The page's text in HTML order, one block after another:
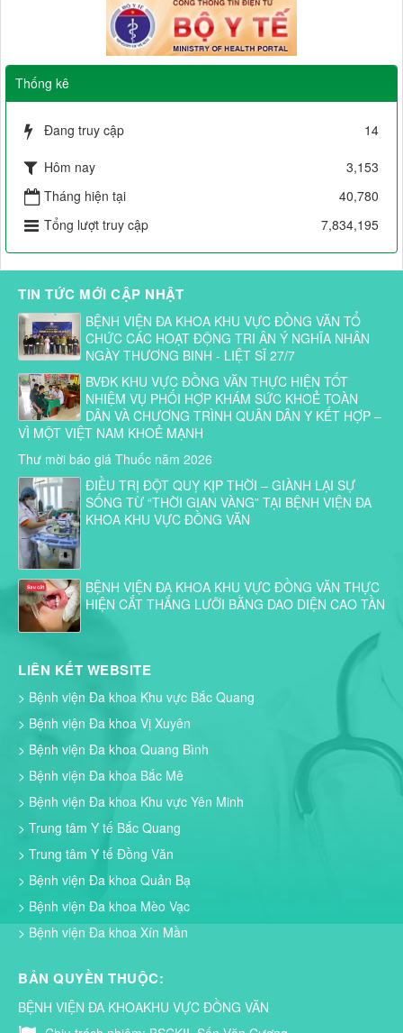
Thống kê
Đang truy cập 14
Hôm nay
3,153
Tháng hiện tại
40,780
Tổng lượt truy cập
7,834,195
TIN TỨC MỚI CẬP NHẬT
BỆNH VIỆN ĐA KHOA KHU VỰC ĐỒNG VĂN TỔ
CHỨC CÁC HOẠT ĐỘNG TRI ÂN Ý NGHĨA NHÂN
NGÀY THƯƠNG BINH - LIỆT SĨ 27/7
BVĐK KHU VỰC ĐỒNG VĂN THỰC HIỆN TỐT
NHIỆM VỤ PHỐI HỢP KHÁM SỨC KHOẺ TOÀN
DÂN VÀ CHƯƠNG TRÌNH QUÂN DÂN Y KẾT HỢP –
VÌ MỘT VIỆT NAM KHOẺ MẠNH
Thư mời báo giá Thuốc năm 2026
ĐIỀU TRỊ ĐỘT QUỴ KỊP THỜI – GIÀNH LẠI SỰ
SỐNG TỪ “THỜI GIAN VÀNG” TẠI BỆNH VIỆN ĐA
KHOA KHU VỰC ĐỒNG VĂN
BỆNH VIỆN ĐA KHOA KHU VỰC ĐỒNG VĂN THỰC
HIỆN CẮT THẮNG LƯỠI BẰNG DAO DIỆN CAO TẦN
LIÊN KẾT WEBSITE
> Bệnh viện Đa khoa Khu vực Bắc Quang
> Bệnh viện Đa khoa Vị Xuyên
> Bệnh viện Đa khoa Quang Bình
> Bệnh viện Đa khoa Bắc Mê
> Bệnh viện Đa khoa Khu vực Yên Minh
> Trung tâm Y tế Bắc Quang
> Trung tâm Y tế Đồng Văn
> Bệnh viện Đa khoa Quản Bạ
> Bệnh viện Đa khoa Mèo Vạc
> Bệnh viện Đa khoa Xín Mần
BẢN QUYỀN THUỘC:
BỆNH VIỆN ĐA KHOAKHU VỰC ĐỒNG VĂN